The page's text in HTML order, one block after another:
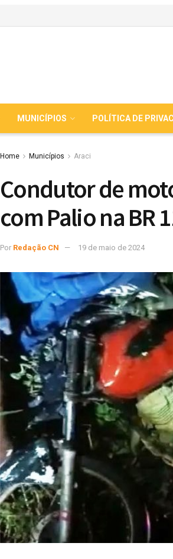
MUNICÍPIOS POLÍTICA DE
Home Municípios Araci
Condutor de
com Palio na BR
Por Redação CN 19 de maio de 2024